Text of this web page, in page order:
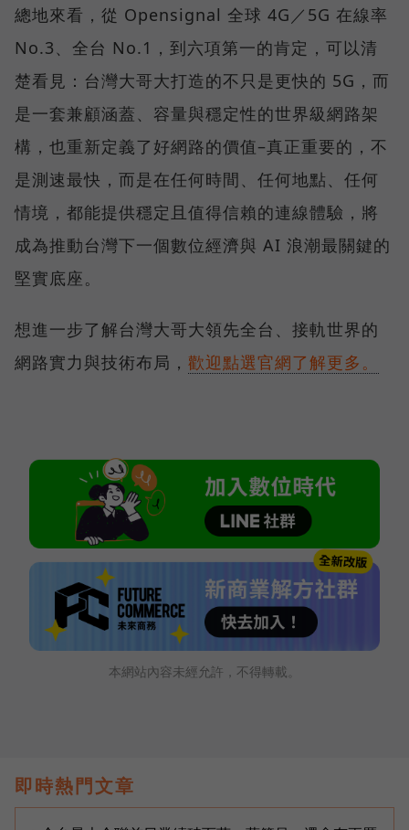
總地來看，從 Opensignal 全球 4G／5G 在線率
No.3、全台 No.1，到六項第一的肯定，可以清
楚看見：台灣大哥大打造的不只是更快的 5G，而
是一套兼顧涵蓋、容量與穩定性的世界級網路架
構，也重新定義了好網路的價值–真正重要的，不
是測速最快，而是在任何時間、任何地點、任何
情境，都能提供穩定且值得信賴的連線體驗，將
成為推動台灣下一個數位經濟與 AI 浪潮最關鍵的
堅實底座。
想進一步了解台灣大哥大領先全台、接軌世界的
網路實力與技術布局， 歡迎點選官網了解更多。
本網站內容未經允許，不得轉載。
即時熱門文章